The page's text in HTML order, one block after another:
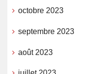
octobre 2023
septembre 2023
août 2023